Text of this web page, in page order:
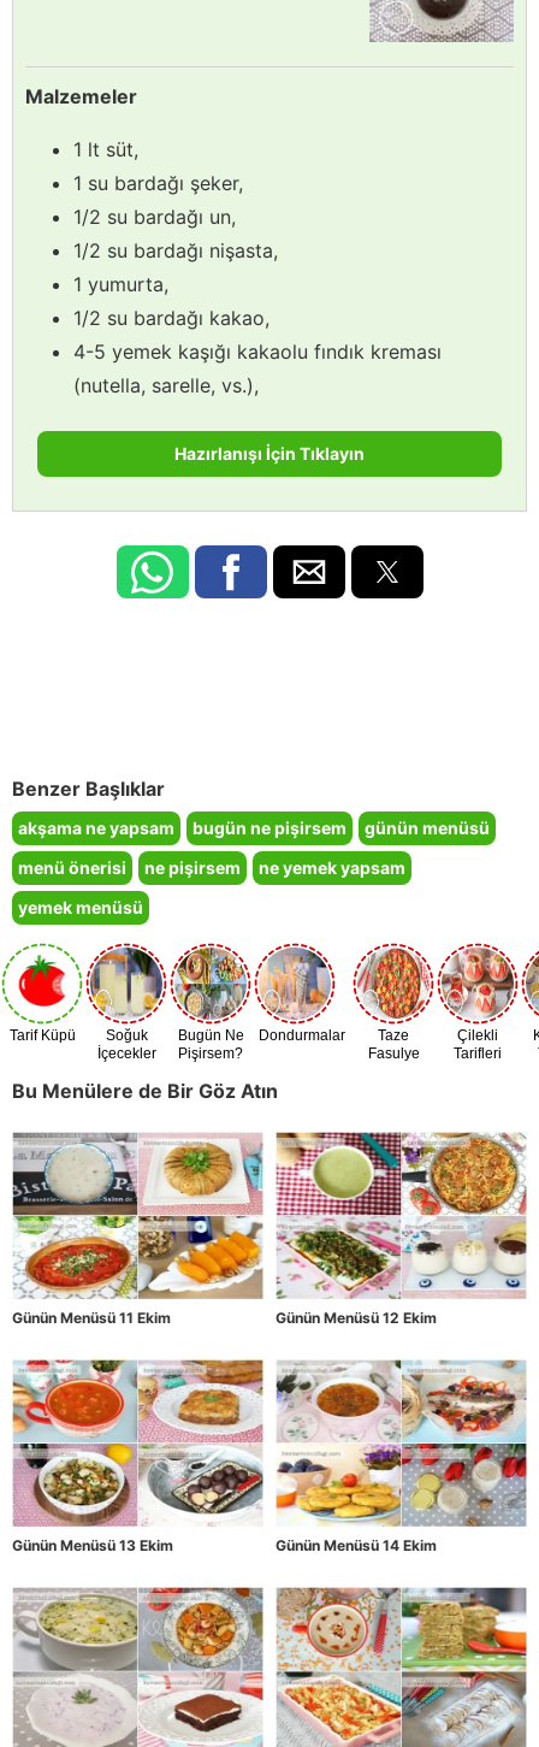
Malzemeler
1 lt süt,
1 su bardağı şeker,
1/2 su bardağı un,
1/2 su bardağı nişasta,
1 yumurta,
1/2 su bardağı kakao,
4-5 yemek kaşığı kakaolu fındık kreması
(nutella, sarelle, vs.),
Hazırlanışı İçin Tıklayın
Benzer Başlıklar
akşama ne yapsam bugün ne pişirsem
günün menüsü
menü önerisi
ne pişirsem
ne yemek yapsam
yemek menüsü
Tarif Küpü
Soğuk
İçecekler
Bugün Ne
Pişirsem?
Dondurmalar
Taze
Fasulye
Çilekli
Tarifleri
Bu Menülere de Bir Göz Atın
Günün Menüsü 11 Ekim Günün Menüsü 12 Ekim
Günün Menüsü 13 Ekim Günün Menüsü 14 Ekim